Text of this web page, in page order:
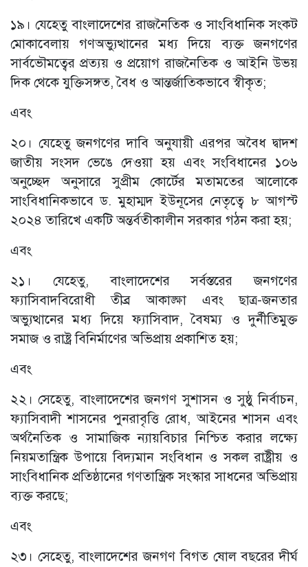
১৯। যেহেতু বাংলাদেশের রাজনৈতিক ও সাংবিধানিক সংকট
মোকাবেলায় গণঅভ্যুত্থানের মধ্য দিয়ে ব্যক্ত জনগণের
সার্বভৌমত্বের প্রত্যয় ও প্রয়োগ রাজনৈতিক ও আইনি উভয়
দিক থেকে যুক্তিসঙ্গত, বৈধ ও আন্তর্জাতিকভাবে স্বীকৃত;
এবং
২০। যেহেতু জনগণের দাবি অনুযায়ী এরপর অবৈধ দ্বাদশ
জাতীয় সংসদ ভেঙে দেওয়া হয় এবং সংবিধানের ১০৬
অনুচ্ছেদ অনুসারে সুপ্রীম কোর্টের মতামতের আলোকে
সাংবিধানিকভাবে ড. মুহাম্মদ ইউনূসের নেতৃত্বে ৮ আগস্ট
২০২৪ তারিখে একটি অন্তর্বতীকালীন সরকার গঠন করা হয়;
এবং
২১। যেহেতু, বাংলাদেশের সর্বস্তরের জনগণের
ফ্যাসিবাদবিরোধী তীব্র আকাঙ্ক্ষা এবং ছাত্র-জনতার
অভ্যুত্থানের মধ্য দিয়ে ফ্যাসিবাদ, বৈষম্য ও দুর্নীতিমুক্ত
সমাজ ও রাষ্ট্র বিনির্মাণের অভিপ্রায় প্রকাশিত হয়;
এবং
২২। সেহেতু, বাংলাদেশের জনগণ সুশাসন ও সুষ্ঠু নির্বাচন,
ফ্যাসিবাদী শাসনের পুনরাবৃত্তি রোধ, আইনের শাসন এবং
অর্থনৈতিক ও সামাজিক ন্যায়বিচার নিশ্চিত করার লক্ষ্যে
নিয়মতান্ত্রিক উপায়ে বিদ্যমান সংবিধান ও সকল রাষ্ট্রীয় ও
সাংবিধানিক প্রতিষ্ঠানের গণতান্ত্রিক সংস্কার সাধনের অভিপ্রায়
ব্যক্ত করছে;
এবং
২৩। সেহেতু, বাংলাদেশের জনগণ বিগত ষোল বছরের দীর্ঘ